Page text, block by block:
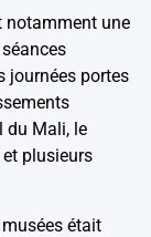
notamment une
journées portes
du Mali, le
plusieurs
était